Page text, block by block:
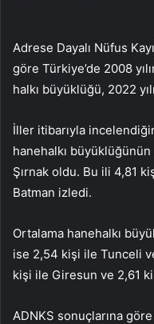
Adrese Dayalı Nüfus
göre Türkiye’de 2008
halkı büyüklüğü, 2022
İller itibarıyla
hanehalkı
Şırnak oldu. Bu ili 4,81
Batman izledi.
Ortalama hanehalkı
ise 2,54 kişi ile Tunceli
kişi ile Giresun ve 2,61
ADNKS sonuçlarına